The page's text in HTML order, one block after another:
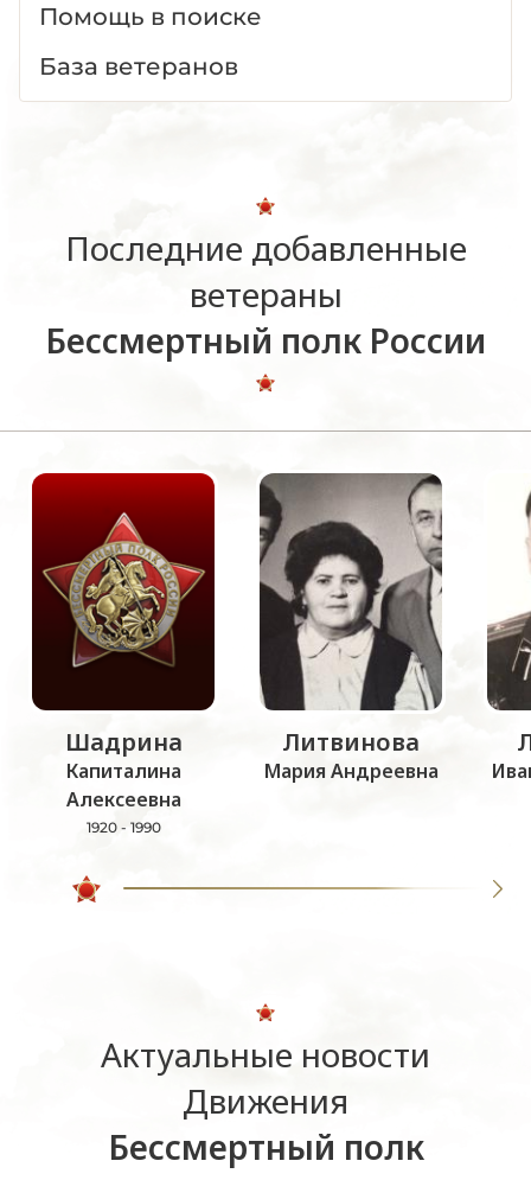
Помощь в поиске
База ветеранов
Последние добавленные
ветераны
Бессмертный полк России
Шадрина
Капиталина
Алексеевна
1920 - 1990
Литвинова
Мария Андреевна
Актуальные новости
Движения
Бессмертный полк